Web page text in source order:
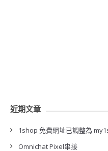
近期文章
1shop 免費網址已調整為
Omnichat Pixel串接